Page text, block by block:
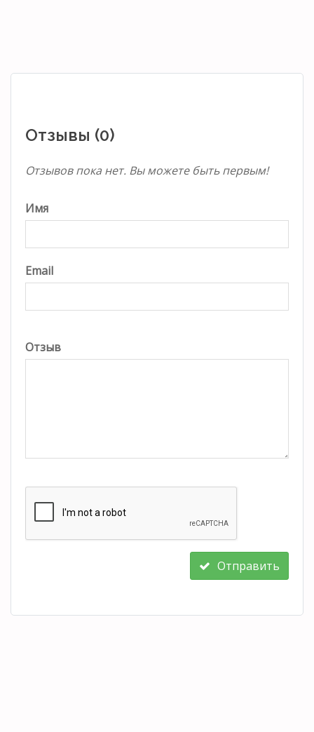
Отзывы (0)
Отзывов пока нет. Вы можете быть первым!
Имя
Email
Отзыв
Отправить